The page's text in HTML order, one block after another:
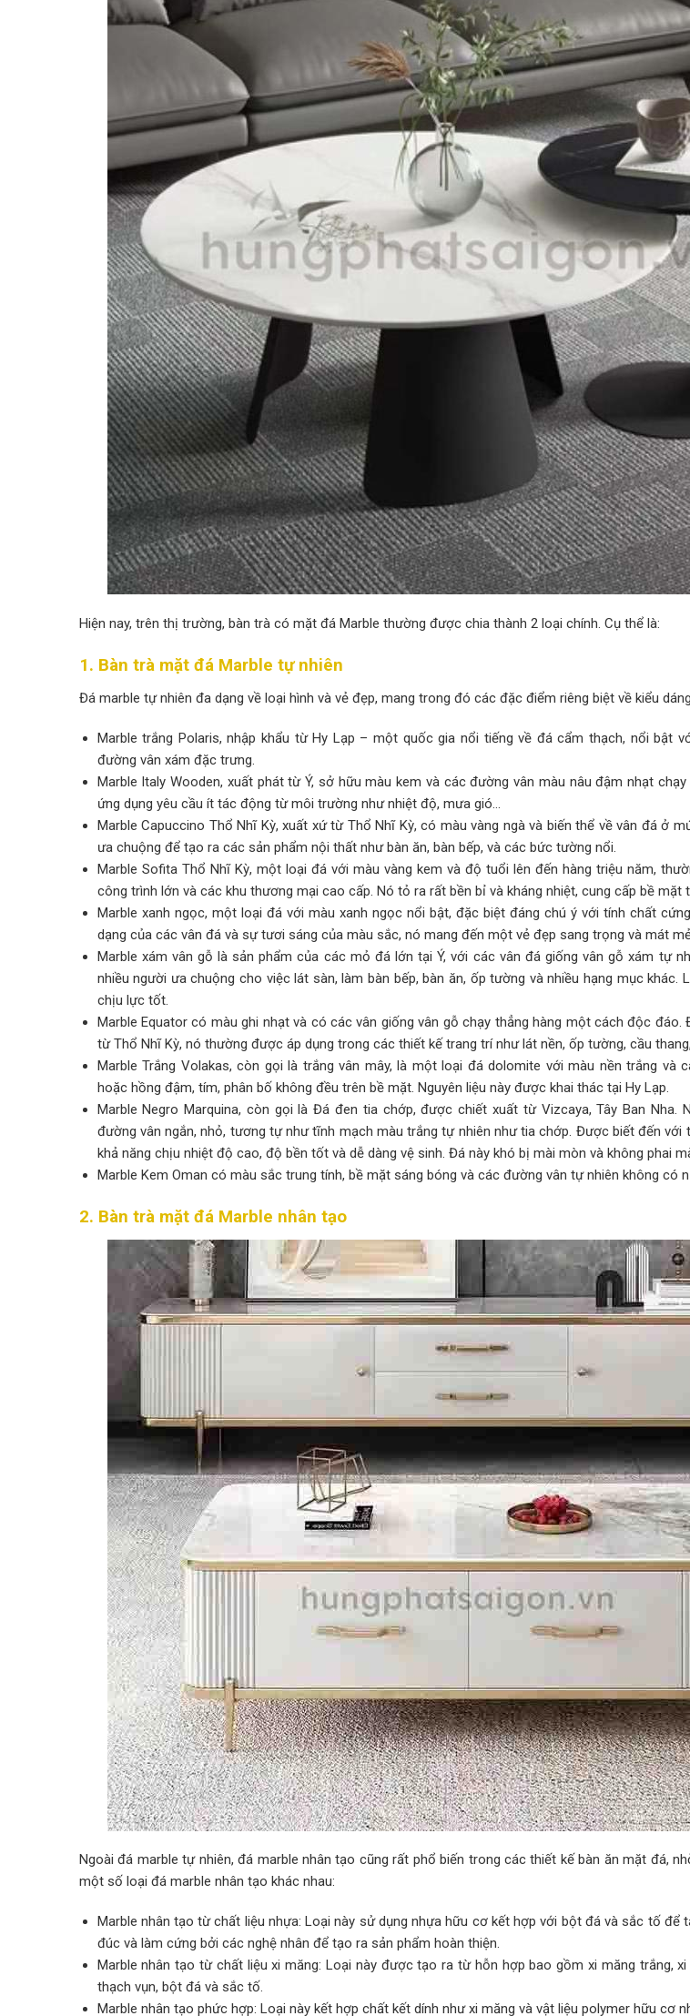
Hiện nay, trên thị trường, bàn trà có mặt đá Marble thường được chia thành 2 loại chính. Cụ thể là:
1. Bàn trà mặt đá Marble tự nhiên
Đá marble tự nhiên đa dạng về loại hình và vẻ đẹp, mang trong đó các đặc điểm riêng biệt về kiểu
Marble trắng Polaris, nhập khẩu từ Hy Lạp – một quốc gia nổi tiếng về đá cẩm thạch, nổi bật
đường vân xám đặc trưng.
Marble Italy Wooden, xuất phát từ Ý, sở hữu màu kem và các đường vân màu nâu đậm nhạt
ứng dụng yêu cầu ít tác động từ môi trường như nhiệt độ, mưa gió…
Marble Capuccino Thổ Nhĩ Kỳ, xuất xứ từ Thổ Nhĩ Kỳ, có màu vàng ngà và biến thể về vân đá ở
ưa chuộng để tạo ra các sản phẩm nội thất như bàn ăn, bàn bếp, và các bức tường nổi.
Marble Sofita Thổ Nhĩ Kỳ, một loại đá với màu vàng kem và độ tuổi lên đến hàng triệu năm,
công trình lớn và các khu thương mại cao cấp. Nó tỏ ra rất bền bỉ và kháng nhiệt, cung cấp bề mặt
Marble xanh ngọc, một loại đá với màu xanh ngọc nổi bật, đặc biệt đáng chú ý với tính chất
dạng của các vân đá và sự tươi sáng của màu sắc, nó mang đến một vẻ đẹp sang trọng và mát
Marble xám vân gỗ là sản phẩm của các mỏ đá lớn tại Ý, với các vân đá giống vân gỗ xám tự
nhiều người ưa chuộng cho việc lát sàn, làm bàn bếp, bàn ăn, ốp tường và nhiều hạng mục khác.
chịu lực tốt.
Marble Equator có màu ghi nhạt và có các vân giống vân gỗ chạy thẳng hàng một cách độc đáo.
từ Thổ Nhĩ Kỳ, nó thường được áp dụng trong các thiết kế trang trí như lát nền, ốp tường, cầu
Marble Trắng Volakas, còn gọi là trắng vân mây, là một loại đá dolomite với màu nền trắng và
hoặc hồng đậm, tím, phân bố không đều trên bề mặt. Nguyên liệu này được khai thác tại Hy Lạp.
Marble Negro Marquina, còn gọi là Đá đen tia chớp, được chiết xuất từ Vizcaya, Tây Ban Nha.
đường vân ngắn, nhỏ, tương tự như tĩnh mạch màu trắng tự nhiên như tia chớp. Được biết đến với
khả năng chịu nhiệt độ cao, độ bền tốt và dễ dàng vệ sinh. Đá này khó bị mài mòn và không phai
Marble Kem Oman có màu sắc trung tính, bề mặt sáng bóng và các đường vân tự nhiên không có
2. Bàn trà mặt đá Marble nhân tạo
Ngoài đá marble tự nhiên, đá marble nhân tạo cũng rất phổ biến trong các thiết kế bàn ăn mặt đá,
một số loại đá marble nhân tạo khác nhau:
Marble nhân tạo từ chất liệu nhựa: Loại này sử dụng nhựa hữu cơ kết hợp với bột đá và sắc tố để
đúc và làm cứng bởi các nghệ nhân để tạo ra sản phẩm hoàn thiện.
Marble nhân tạo từ chất liệu xi măng: Loại này được tạo ra từ hỗn hợp bao gồm xi măng trắng,
thạch vụn, bột đá và sắc tố.
Marble nhân tạo phức hợp: Loại này kết hợp chất kết dính như xi măng và vật liệu polymer hữu cơ